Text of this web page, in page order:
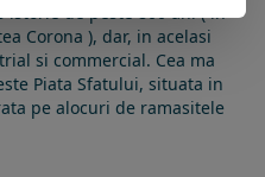
istorie de peste 800 ani ( in
Corona ), dar, in acelasi
si commercial. Cea ma
Piata Sfatului, situata in
pe alocuri de ramasitele